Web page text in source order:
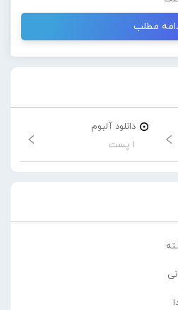
مطلب
دانلود آلبوم
1 پست